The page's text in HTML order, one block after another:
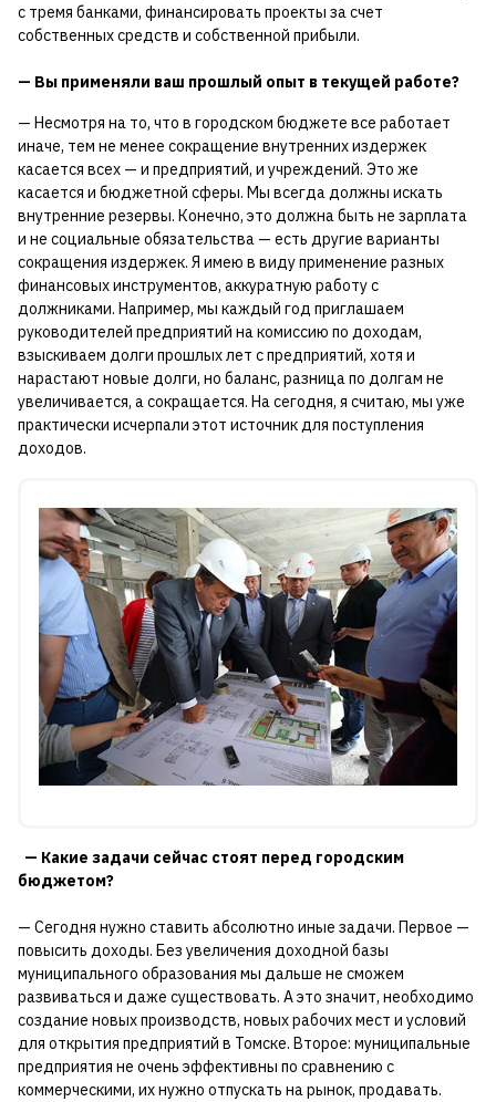
с тремя банками, финансировать проекты за счет
собственных средств и собственной прибыли.
— Вы применяли ваш прошлый опыт в текущей работе?
— Несмотря на то, что в городском бюджете все работает
иначе, тем не менее сокращение внутренних издержек
касается всех — и предприятий, и учреждений. Это же
касается и бюджетной сферы. Мы всегда должны искать
внутренние резервы. Конечно, это должна быть не зарплата
и не социальные обязательства — есть другие варианты
сокращения издержек. Я имею в виду применение разных
финансовых инструментов, аккуратную работу с
должниками. Например, мы каждый год приглашаем
руководителей предприятий на комиссию по доходам,
взыскиваем долги прошлых лет с предприятий, хотя и
нарастают новые долги, но баланс, разница по долгам не
увеличивается, а сокращается. На сегодня, я считаю, мы уже
практически исчерпали этот источник для поступления
доходов.
— Какие задачи сейчас стоят перед городским
бюджетом?
— Сегодня нужно ставить абсолютно иные задачи. Первое —
повысить доходы. Без увеличения доходной базы
муниципального образования мы дальше не сможем
развиваться и даже существовать. А это значит, необходимо
создание новых производств, новых рабочих мест и условий
для открытия предприятий в Томске. Второе: муниципальные
предприятия не очень эффективны по сравнению с
коммерческими, их нужно отпускать на рынок, продавать.